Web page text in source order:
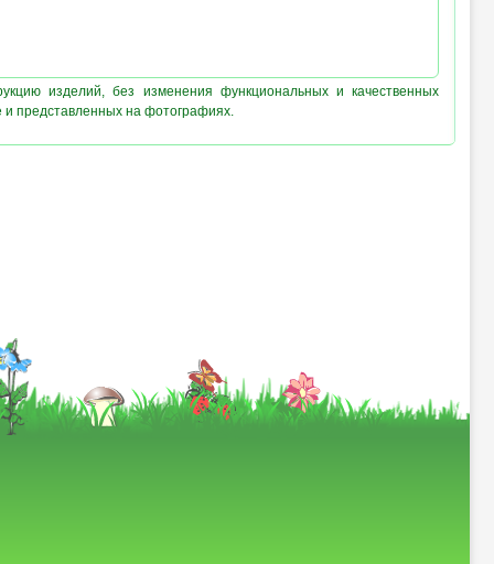
изделий, без изменения функциональных и качественных
и представленных на фотографиях.